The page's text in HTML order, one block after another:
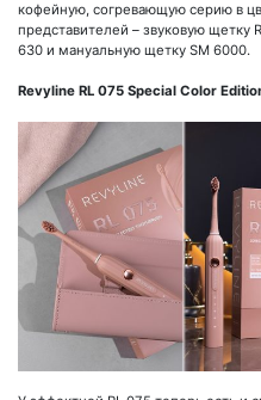
кофейную, согревающую серию в
представителей – звуковую щетку
630 и мануальную щетку SM 6000.
Revyline RL 075 Special Color